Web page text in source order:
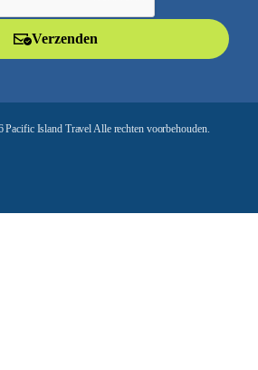
Verzenden
Island Travel Alle rechten voorbehouden.